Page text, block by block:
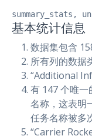
summary_stats,
基本统计信息
数据集包含
所有列的数据
“Additional
有 147 个唯一
名称，这表明
任务名称被多
“Carrier